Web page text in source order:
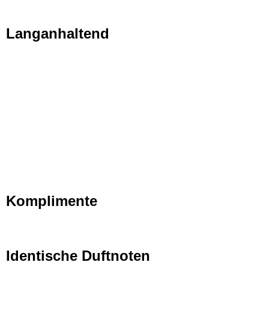
Langanhaltend
Komplimente
Identische Duftnoten